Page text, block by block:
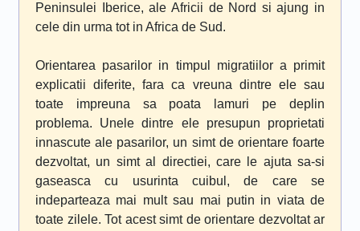
Peninsulei Iberice, ale Africii de Nord si ajung in
cele din urma tot in Africa de Sud.
Orientarea pasarilor in timpul migratiilor a primit
explicatii diferite, fara ca vreuna dintre ele sau
toate impreuna sa poata lamuri pe deplin
problema. Unele dintre ele presupun proprietati
innascute ale pasarilor, un simt de orientare foarte
dezvoltat, un simt al directiei, care le ajuta sa-si
gaseasca cu usurinta cuibul, de care se
indeparteaza mai mult sau mai putin in viata de
toate zilele. Tot acest simt de orientare dezvoltat ar